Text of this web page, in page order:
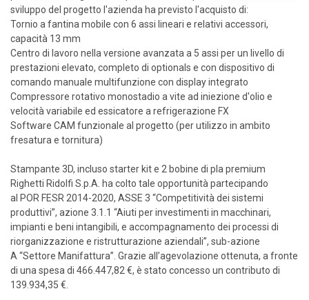
sviluppo del progetto l'azienda ha previsto l'acquisto di:
Tornio a fantina mobile con 6 assi lineari e relativi accessori,
capacità 13 mm
Centro di lavoro nella versione avanzata a 5 assi per un livello di
prestazioni elevato, completo di optionals e con dispositivo di
comando manuale multifunzione con display integrato
Compressore rotativo monostadio a vite ad iniezione d'olio e
velocità variabile ed essicatore a refrigerazione FX
Software CAM funzionale al progetto (per utilizzo in ambito
fresatura e tornitura)
Stampante 3D, incluso starter kit e 2 bobine di pla premium
Righetti Ridolfi S.p.A. ha colto tale opportunità partecipando
al POR FESR 2014-2020, ASSE 3 “Competitività dei sistemi
produttivi”, azione 3.1.1 “Aiuti per investimenti in macchinari,
impianti e beni intangibili, e accompagnamento dei processi di
riorganizzazione e ristrutturazione aziendali”, sub-azione
A “Settore Manifattura”. Grazie all’agevolazione ottenuta, a fronte
di una spesa di 466.447,82 €, è stato concesso un contributo di
139.934,35 €.